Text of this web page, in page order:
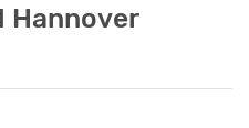
Hannover